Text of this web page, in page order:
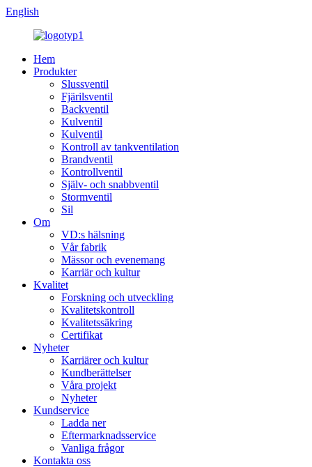
English
Hem
Produkter
Slussventil
Fjärilsventil
Backventil
Kulventil
Kulventil
Kontroll av tankventilation
Brandventil
Kontrollventil
Själv- och snabbventil
Stormventil
Sil
Om
VD:s hälsning
Vår fabrik
Mässor och evenemang
Karriär och kultur
Kvalitet
Forskning och utveckling
Kvalitetskontroll
Kvalitetssäkring
Certifikat
Nyheter
Karriärer och kultur
Kundberättelser
Våra projekt
Nyheter
Kundservice
Ladda ner
Eftermarknadsservice
Vanliga frågor
Kontakta oss